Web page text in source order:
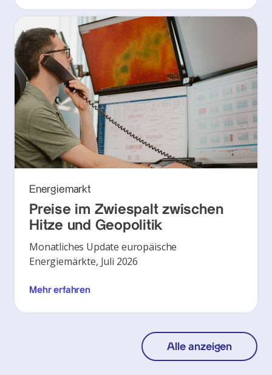
Energiemarkt
Preise im Zwiespalt zwischen
Hitze und Geopolitik
Monatliches Update europäische
Energiemärkte, Juli 2026
Mehr erfahren
Alle anzeigen